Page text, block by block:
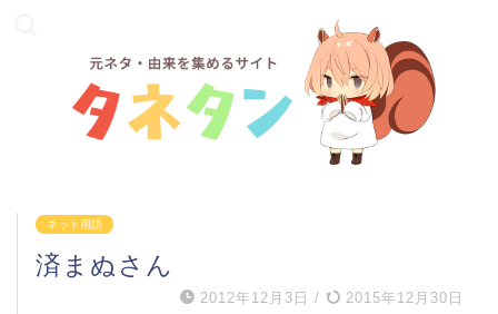
ネット用語
済まぬさん
2012年12月3日 / 2015年12月30日